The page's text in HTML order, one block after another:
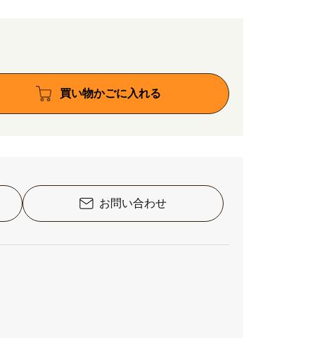
買い物かごに入れる
お問い合わせ